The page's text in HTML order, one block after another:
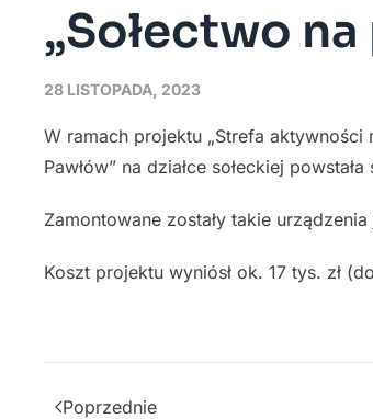
„Sołectwo
28 LISTOPADA, 2023
W ramach projektu „Strefa
Pawłów” na działce sołeckiej
Zamontowane zostały takie
Koszt projektu wyniósł ok. 17 tys. zł
Poprzednie